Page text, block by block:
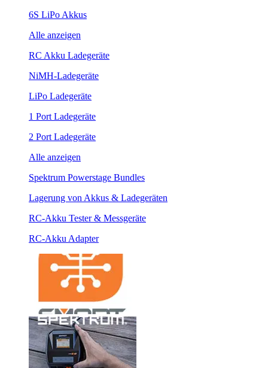
6S LiPo Akkus
Alle anzeigen
RC Akku Ladegeräte
NiMH-Ladegeräte
LiPo Ladegeräte
1 Port Ladegeräte
2 Port Ladegeräte
Alle anzeigen
Spektrum Powerstage Bundles
Lagerung von Akkus & Ladegeräten
RC-Akku Tester & Messgeräte
RC-Akku Adapter